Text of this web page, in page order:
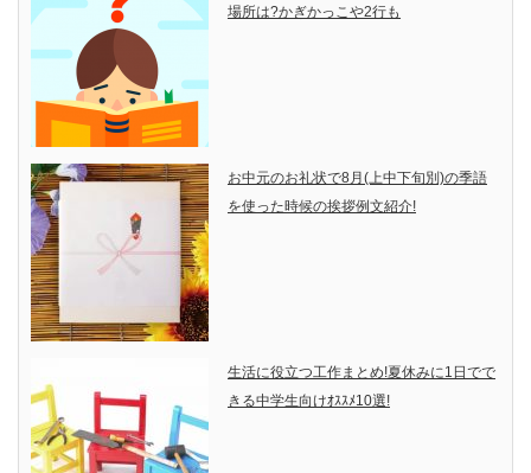
場所は?かぎかっこや2行も
お中元のお礼状で8月(上中下旬別)の季語
を使った時候の挨拶例文紹介!
生活に役立つ工作まとめ!夏休みに1日でで
きる中学生向けｵｽｽﾒ10選!